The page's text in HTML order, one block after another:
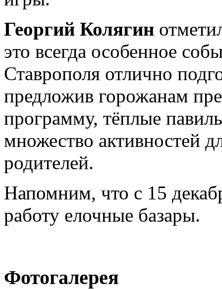
Георгий Колягин
это всегда особенное
Ставрополя отлично
предложив горожанам
программу, тёплые
множество активностей
родителей.
Напомним, что с 15
работу елочные базары.
Фотогалерея